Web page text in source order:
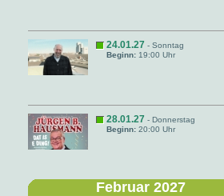
24.01.27 - Sonntag
Beginn: 19:00 Uhr
28.01.27 - Donnerstag
Beginn: 20:00 Uhr
Februar 2027